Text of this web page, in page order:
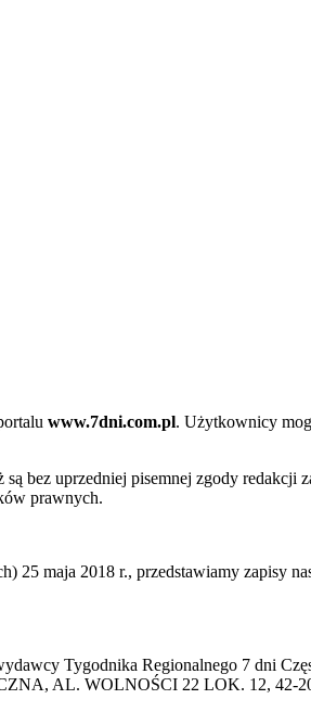
www.7dni.com.pl. Użytkownicy
są bez uprzedniej pisemnej zgody redakcji
prawnych.
maja 2018 r., przedstawiamy zapisy
Tygodnika Regionalnego 7 dni
AL. WOLNOŚCI 22 LOK. 12, 42-